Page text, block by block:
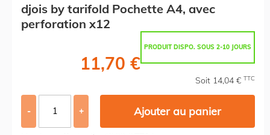
djois by tarifold Pochette A4, avec
perforation x12
PRODUIT DISPO. SOUS 2-10 JOURS
11,70 €
Soit 14,04 € TTC
- + Ajouter au panier